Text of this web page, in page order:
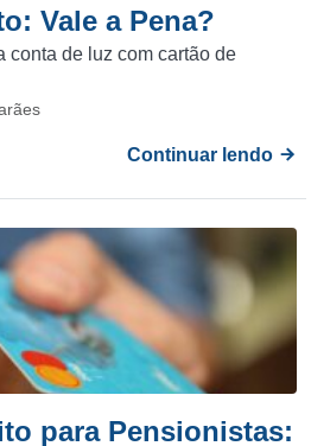
Vale a Pena?
conta de luz com cartão de
Continuar lendo
para Pensionistas: